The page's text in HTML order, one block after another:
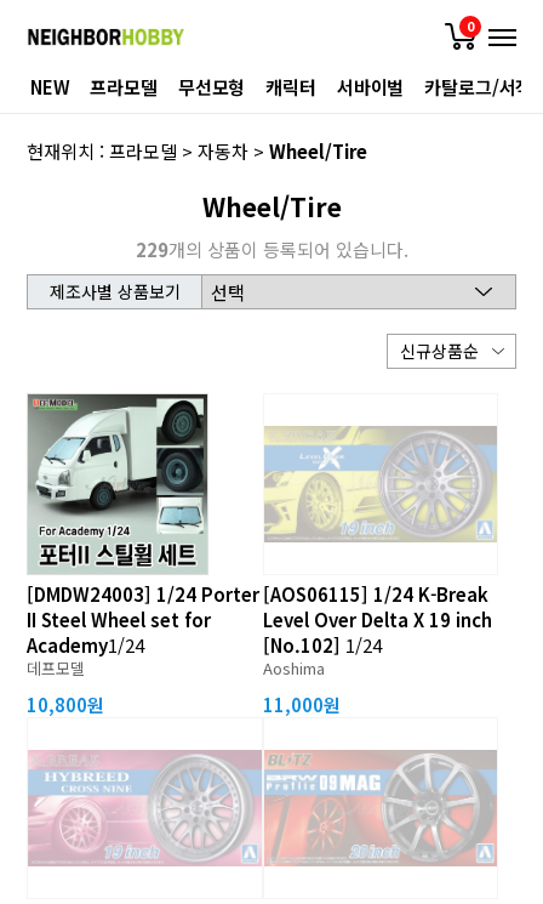
0
NEW 프라모델 무선모형 캐릭터 서바이벌 카탈로그/서적
현재위치 :프라모델 >자동차 >Wheel/Tire
Wheel/Tire
229개의 상품이 등록되어 있습니다.
제조사별 상품보기
[DMDW24003] 1/24 Porter
II Steel Wheel set for
Academy1/24
데프모델
10,800원
[AOS06115] 1/24 K-Break
Level Over Delta X 19 inch
[No.102] 1/24
Aoshima
11,000원